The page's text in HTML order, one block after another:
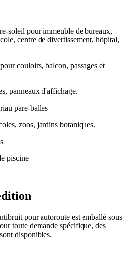
soleil pour immeuble de bureaux,
centre de divertissement, hôpital,
couloirs, balcon, passages et
panneaux d'affichage.
pare-balles
zoos, jardins botaniques.
piscine
pour autoroute est emballé sous
toute demande spécifique, des
disponibles.